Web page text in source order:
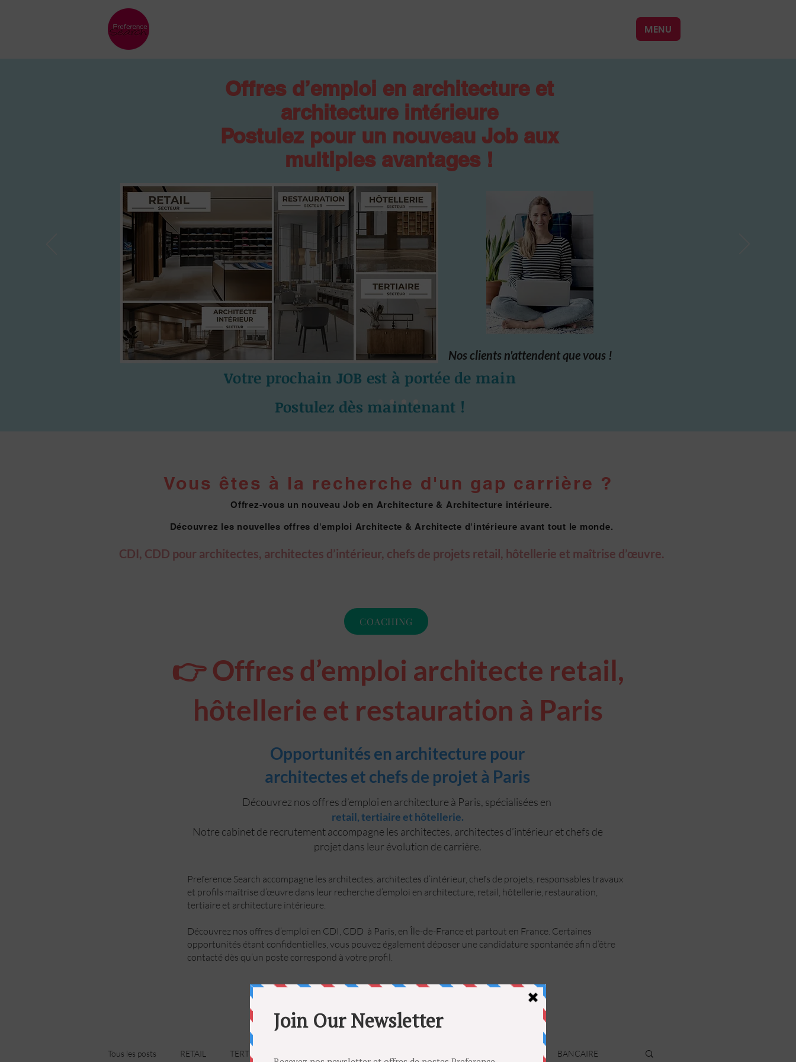
MENU
Offres d’emploi en architecture et
architecture intérieure
Postulez pour un nouveau Job aux
multiples avantages !
Nos clients n'attendent que vous !
Votre prochain JOB est à portée de main
Postulez dès maintenant !
Vous êtes à la recherche d'un gap carrière ?
Offrez-vous un nouveau Job en Architecture & Architecture intérieure.
Découvrez les nouvelles offres d'emploi Architecte & Architecte d'intérieure avant tout le monde.
CDI, CDD pour architectes, architectes d’intérieur, chefs de projets retail, hôtellerie et maîtrise d’œuvre.
COACHING
👉 Offres d’emploi architecte retail,
hôtellerie et restauration à Paris
Opportunités en architecture pour
architectes et chefs de projet à Paris
Découvrez nos offres d’emploi en architecture à Paris, spécialisées en
retail, tertiaire et hôtellerie.
Notre cabinet de recrutement accompagne les architectes, architectes d’intérieur et chefs de
projet dans leur évolution de carrière.
Preference Search accompagne les architectes, architectes d’intérieur, chefs de projets, responsables travaux
et profils maîtrise d’œuvre dans leur recherche d’emploi en architecture, retail, hôtellerie, restauration,
tertiaire et architecture intérieure.
Découvrez nos offres d’emploi en CDI, CDD à Paris, en Île-de-France et partout en France. Certaines
opportunités étant confidentielles, vous pouvez également déposer une candidature spontanée afin d’être
contacté dès qu’un poste correspond à votre profil.
POSTULEZ
Tous les posts RETAIL TERTIAIRE BANCAIRE